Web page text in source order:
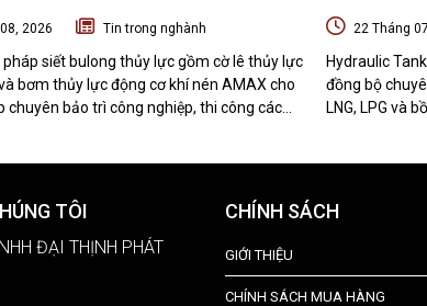
2026 Tin trong nghành
pháp siết bulong thủy lực gồm cờ lê thủy lực
bơm thủy lực động cơ khí nén AMAX cho
chuyên bảo trì công nghiệp, thi công các
22 Tháng
Hydraulic
đồng bộ
LNG, LPG và
TÔI
ĐẠI THỊNH PHÁT
CHÍNH SÁCH
GIỚI THIỆU
CHÍNH SÁCH MUA HÀNG